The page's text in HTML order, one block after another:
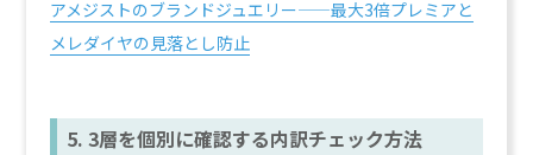
アメジストのブランドジュエリー——最大3倍プレミアと
メレダイヤの見落とし防止
5. 3層を個別に確認する内訳チェック方法